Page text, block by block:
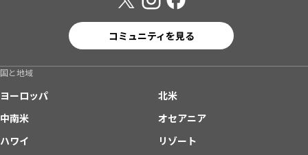
コミュニティを見る
国と地域
ヨーロッパ
北米
中南米
オセアニア
ハワイ
リゾート